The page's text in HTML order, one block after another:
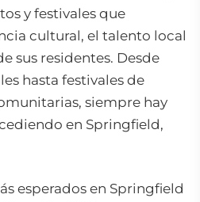
y festivales que
cultural, el talento local
sus residentes. Desde
hasta festivales de
siempre hay
en Springfield,
esperados en Springfield